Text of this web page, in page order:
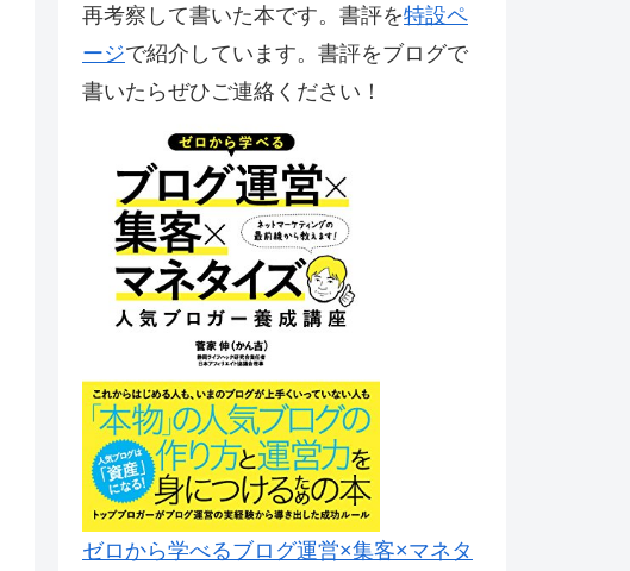
再考察して書いた本です。書評を特設ペ
ージで紹介しています。書評をブログで
書いたらぜひご連絡ください！
ゼロから学べるブログ運営×集客×マネタ